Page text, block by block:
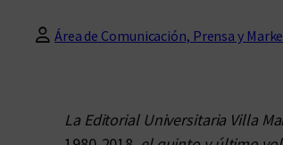
Área de Comunicación, Prensa y
La Editorial Universitaria Villa